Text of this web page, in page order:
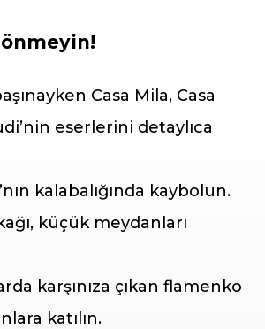
Casa Mila, Casa
eserlerini detaylıca
kalabalığında kaybolun.
küçük meydanları
karşınıza çıkan flamenko
katılın.